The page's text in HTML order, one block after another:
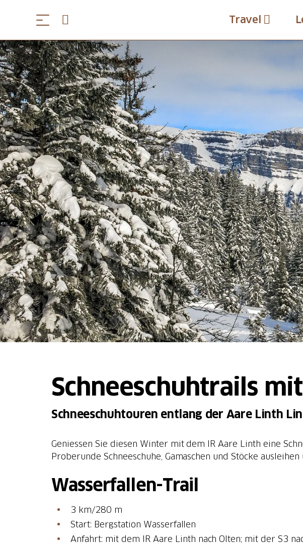
Travel
Schneeschuhtrails
Schneeschuhtouren entlang der Aare Linth
Geniessen Sie diesen Winter mit dem IR Aare Linth eine
Proberunde Schneeschuhe, Gamaschen und Stöcke
Wasserfallen-Trail
3 km/280 m
Start: Bergstation Wasserfallen
Anfahrt: mit dem IR Aare Linth nach Olten; mit der S3